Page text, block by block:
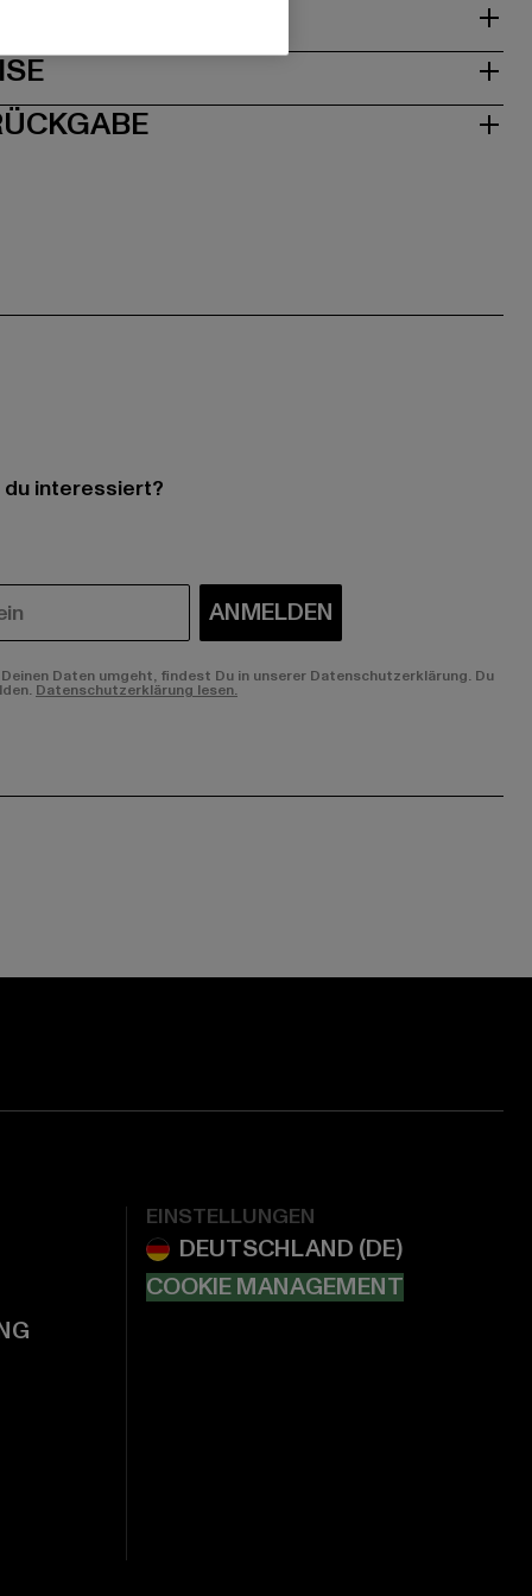
interessiert?
ANMELDEN
Daten umgeht, findest Du in unserer Datenschutzerklärung. Du
Datenschutzerklärung lesen.
EINSTELLUNGEN
COOKIE MANAGEMENT